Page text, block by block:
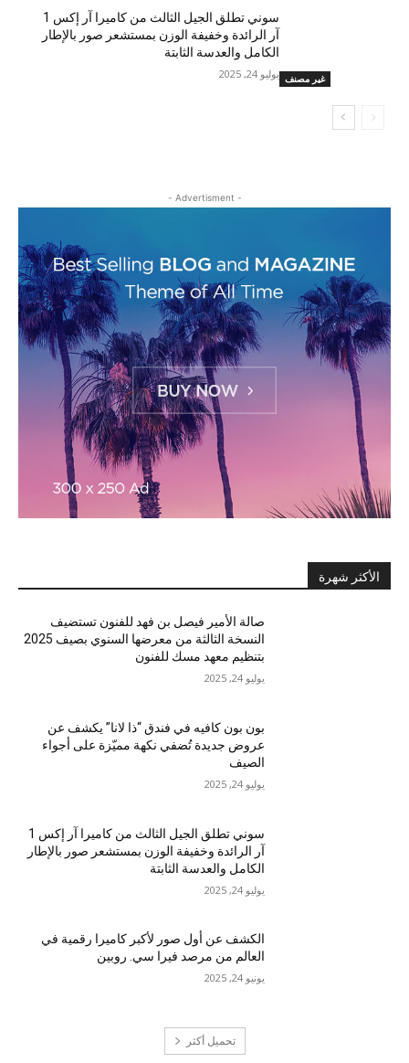
غير مصنف
سوني تطلق الجيل الثالث من كاميرا آر إكس 1
آر الرائدة وخفيفة الوزن بمستشعر صور بالإطار
الكامل والعدسة الثابتة
يوليو 24, 2025
- Advertisment -
الأكثر شهرة
صالة الأمير فيصل بن فهد للفنون تستضيف
النسخة الثالثة من معرضها السنوي بصيف 2025
بتنظيم معهد مسك للفنون
يوليو 24, 2025
بون بون كافيه في فندق “ذا لانا” يكشف عن
عروض جديدة تُضفي نكهة مميّزة على أجواء
الصيف
يوليو 24, 2025
سوني تطلق الجيل الثالث من كاميرا آر إكس 1
آر الرائدة وخفيفة الوزن بمستشعر صور بالإطار
الكامل والعدسة الثابتة
يوليو 24, 2025
الكشف عن أول صور لأكبر كاميرا رقمية في
العالم من مرصد فيرا سي. روبين
يونيو 24, 2025
تحميل أكثر